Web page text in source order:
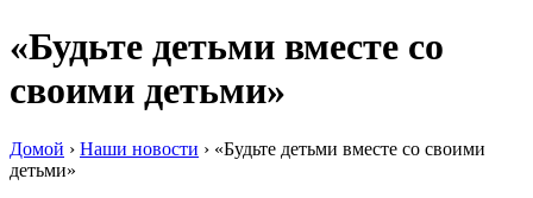
«Будьте детьми вместе со
своими детьми»
Домой › Наши новости › «Будьте детьми вместе со своими
детьми»